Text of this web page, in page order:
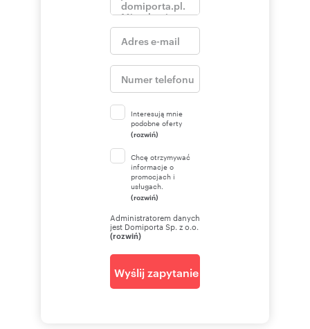
Interesują mnie
podobne oferty
(rozwiń)
Chcę otrzymywać
informacje o
promocjach i
usługach.
(rozwiń)
Administratorem danych
jest Domiporta Sp. z o.o.
(rozwiń)
Wyślij zapytanie